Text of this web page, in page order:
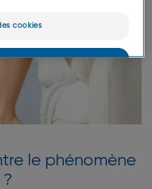
le phénomène
cookies
essentiels